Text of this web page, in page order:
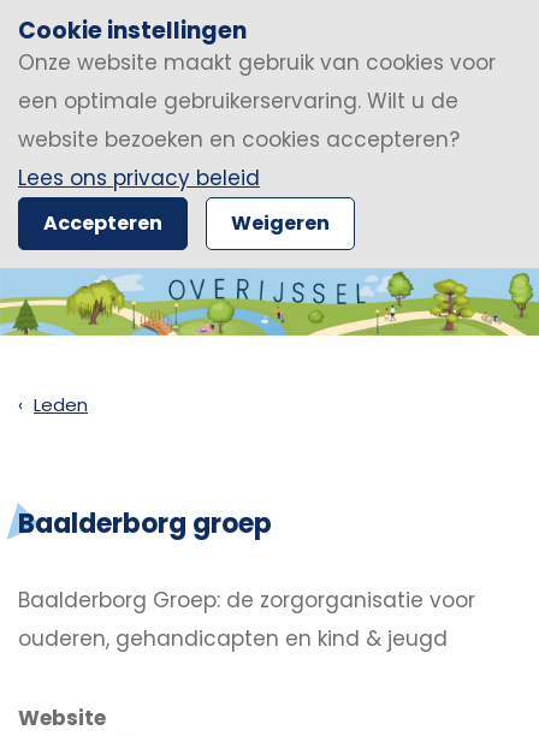
Cookie instellingen
Onze website maakt gebruik van cookies voor
een optimale gebruikerservaring. Wilt u de
website bezoeken en cookies accepteren?
Lees ons privacy beleid
Accepteren Weigeren
Leden
Baalderborg groep
Baalderborg Groep: de zorgorganisatie voor
ouderen, gehandicapten en kind & jeugd
Website